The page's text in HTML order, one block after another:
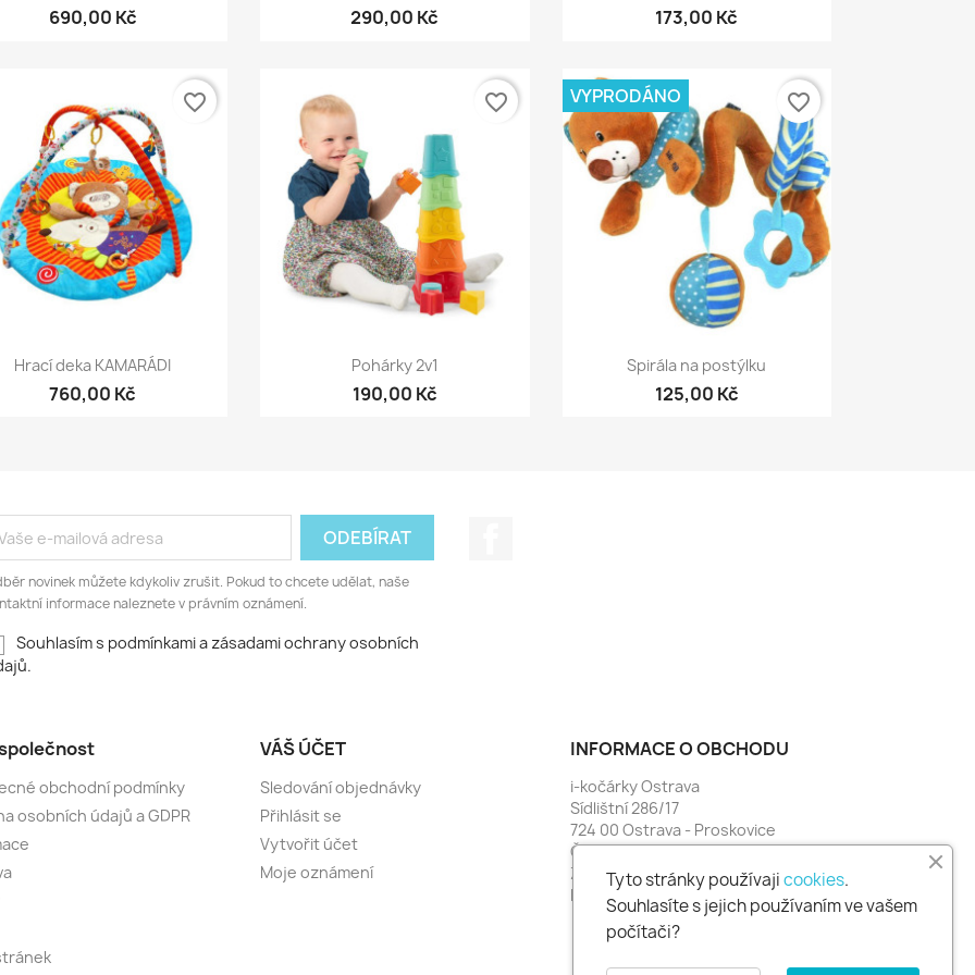
690,00 Kč 290,00 Kč 173,00 Kč
Rychlý náhled
Hrací deka KAMARÁDI
760,00 Kč
favorite_border
Rychlý náhled
Pohárky 2v1
190,00 Kč
favorite_border
Rychlý náhled
Spirála na postýlku
125,00 Kč
VYPRODÁNO favorite_border
novinek můžete kdykoliv zrušit. Pokud to chcete udělat, naše
informace naleznete v právním oznámení.
Souhlasím s podmínkami a zásadami ochrany osobních
obchodní podmínky
osobních údajů a GDPR
VÁŠ ÚČET
Sledování objednávky
Přihlásit se
Vytvořit účet
Moje oznámení
INFORMACE O OBCHODU
i-kočárky Ostrava
Sídlištní 286/17
724 00 Ostrava - Proskovice
Česko
Zavolejte nám:774 481 664
Napište nám:i-kocarky@seznam.cz
Tyto stránky používajicookies.
Souhlasíte s jejich používaním ve vašem
počítači?